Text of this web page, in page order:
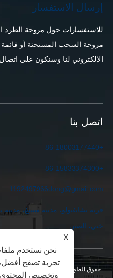
إرسال الاستفسار
للاستفسارات حول مروحة الطرد
مروحة السحب المستحثة أو قائمة
الإلكتروني لنا وسنكون على اتصال خلال
اتصل بنا
+86-18003177440
+86-15833374300
1192497966dong@gmail.com
قرية تشانغبولو، مدينة سيينغ،
خبي، الصين
X
نحن نستخدم
تجربة تصفح
وتخصيص المحتوى.